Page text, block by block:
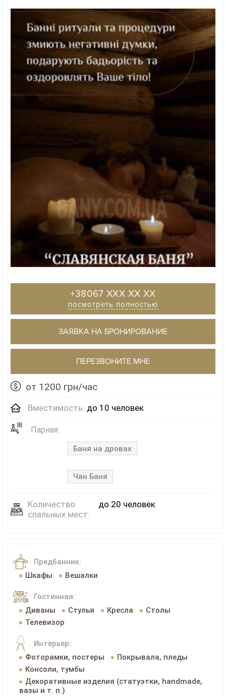
+38067 XXX XX XX
посмотреть полностью
ЗАЯВКА НА БРОНИРОВАНИЕ
ПЕРЕЗВОНИТЕ МНЕ
от 1200 грн/час
Вместимость: до 10 человек
Парная:
Баня на дровах
Чан Баня
Количество
спальных мест:
до 20 человек
Предбанник:
Шкафы
Вешалки
Гостинная:
Диваны
Стулья Кресла
Столы
Телевизор
Интерьер:
Фоторамки, постеры
Покрывала, пледы
Консоли, тумбы
Декоративные изделия (статуэтки, handmade,
вазы и т. п.)